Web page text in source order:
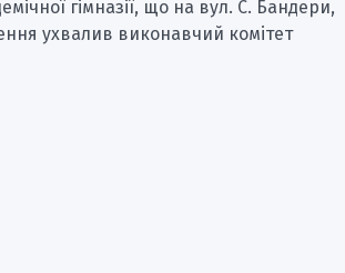
гімназії, що на вул. С. Бандери,
ухвалив виконавчий комітет